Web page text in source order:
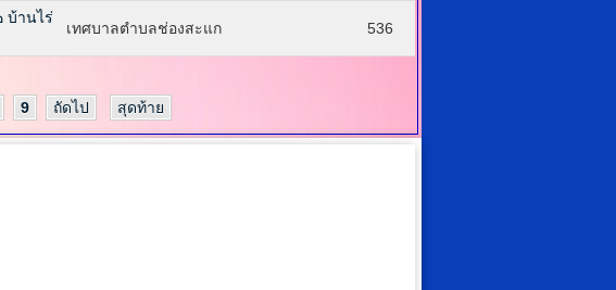
บ้านไร่
เทศบาลตำบลช่องสะแก 536
9 ถัดไป สุดท้าย